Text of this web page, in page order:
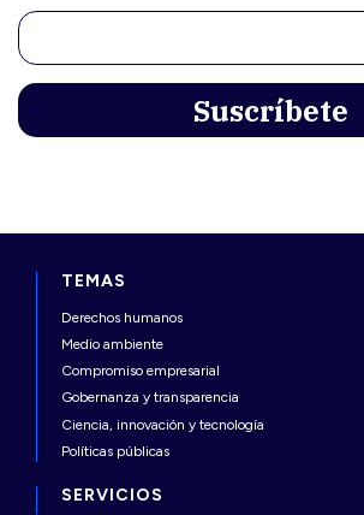
TEMAS
Derechos humanos
Medio ambiente
Compromiso empresarial
Gobernanza y transparencia
Ciencia, innovación y tecnología
Políticas públicas
SERVICIOS